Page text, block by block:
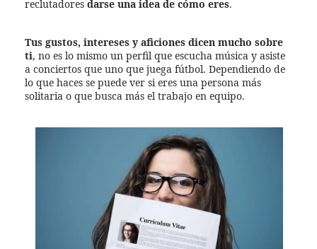
reclutadores darse una idea de cómo eres.
Tus gustos, intereses y aficiones dicen mucho sobre
ti, no es lo mismo un perfil que escucha música y asiste
a conciertos que uno que juega fútbol. Dependiendo de
lo que haces se puede ver si eres una persona más
solitaria o que busca más el trabajo en equipo.